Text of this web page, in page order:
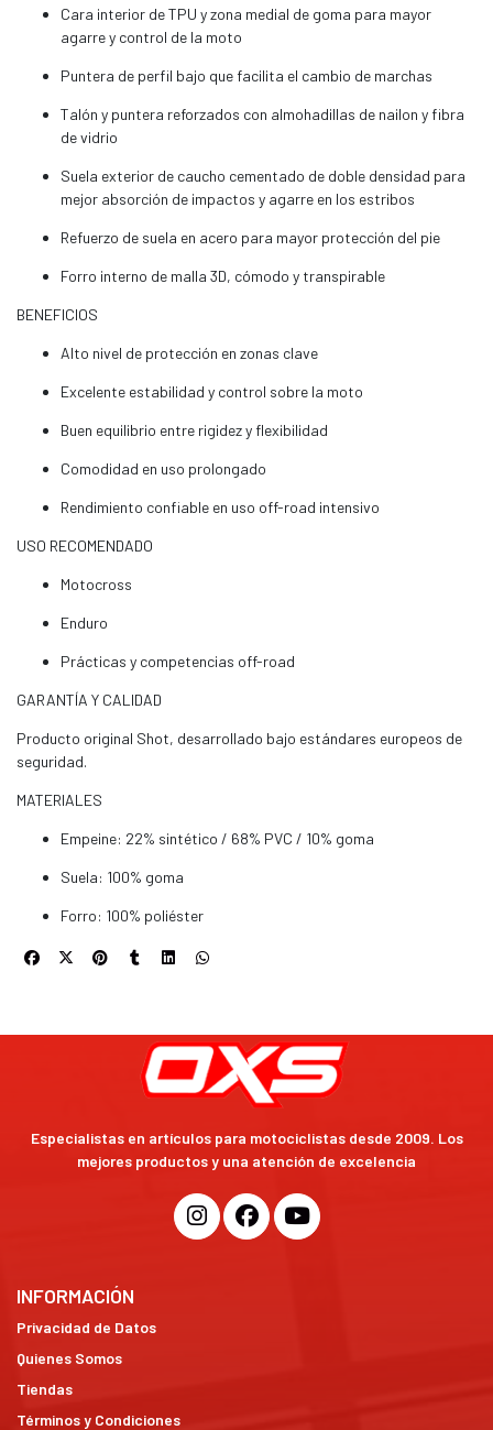
Cara interior de TPU y zona medial de goma para mayor
agarre y control de la moto
Puntera de perfil bajo que facilita el cambio de marchas
Talón y puntera reforzados con almohadillas de nailon y fibra
de vidrio
Suela exterior de caucho cementado de doble densidad para
mejor absorción de impactos y agarre en los estribos
Refuerzo de suela en acero para mayor protección del pie
Forro interno de malla 3D, cómodo y transpirable
BENEFICIOS
Alto nivel de protección en zonas clave
Excelente estabilidad y control sobre la moto
Buen equilibrio entre rigidez y flexibilidad
Comodidad en uso prolongado
Rendimiento confiable en uso off-road intensivo
USO RECOMENDADO
Motocross
Enduro
Prácticas y competencias off-road
GARANTÍA Y CALIDAD
Producto original Shot, desarrollado bajo estándares europeos de
seguridad.
MATERIALES
Empeine: 22% sintético / 68% PVC / 10% goma
Suela: 100% goma
Forro: 100% poliéster
Especialistas en artículos para motociclistas desde 2009. Los
mejores productos y una atención de excelencia
INFORMACIÓN
Privacidad de Datos
Quienes Somos
Tiendas
Términos y Condiciones